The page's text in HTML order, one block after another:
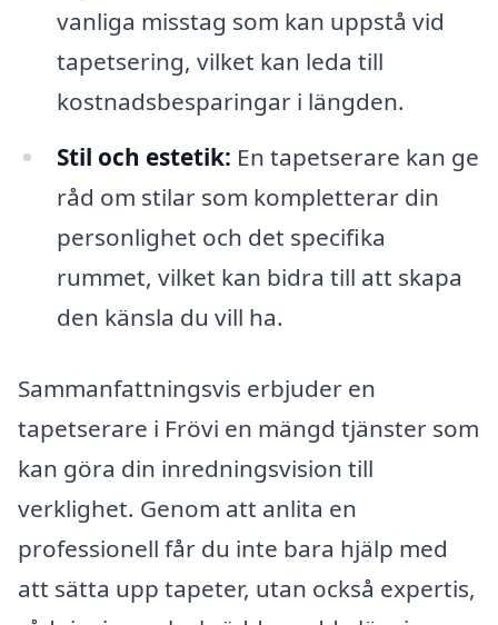
vanliga misstag som kan uppstå vid
tapetsering, vilket kan leda till
kostnadsbesparingar i längden.
Stil och estetik: En tapetserare kan ge
råd om stilar som kompletterar din
personlighet och det specifika
rummet, vilket kan bidra till att skapa
den känsla du vill ha.
Sammanfattningsvis erbjuder en
tapetserare i Frövi en mängd tjänster som
kan göra din inredningsvision till
verklighet. Genom att anlita en
professionell får du inte bara hjälp med
att sätta upp tapeter, utan också expertis,